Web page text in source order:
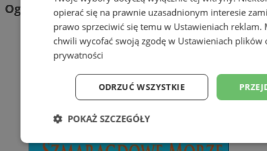
Ogłoszeniaopierać się na prawnie uzasadnionym interesie
prawo sprzeciwić się temu w Ustawieniach reklam.
chwili wycofać swoją zgodę w Ustawieniach plików
prywatności
ODRZUĆ WSZYSTKIE
POKAŻ SZCZEGÓŁY
Niezbędne Wydajność